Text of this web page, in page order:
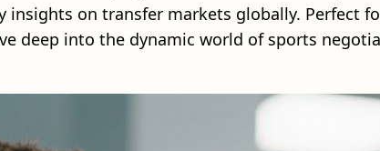
on transfer markets globally. Perfect
deep into the dynamic world of sports